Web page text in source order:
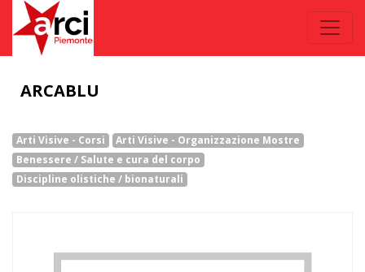
ARCABLU
Arti Visive - Corsi
Arti Visive - Organizzazione Mostre
Benessere / Salute e cura del corpo
Discipline olistiche / bionaturali